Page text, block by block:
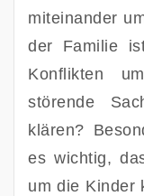
miteinander
der Familie
Konflikten
störende
klären?
es wichtig,
um die Kinder